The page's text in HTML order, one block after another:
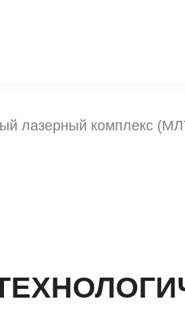
лазерный комплекс